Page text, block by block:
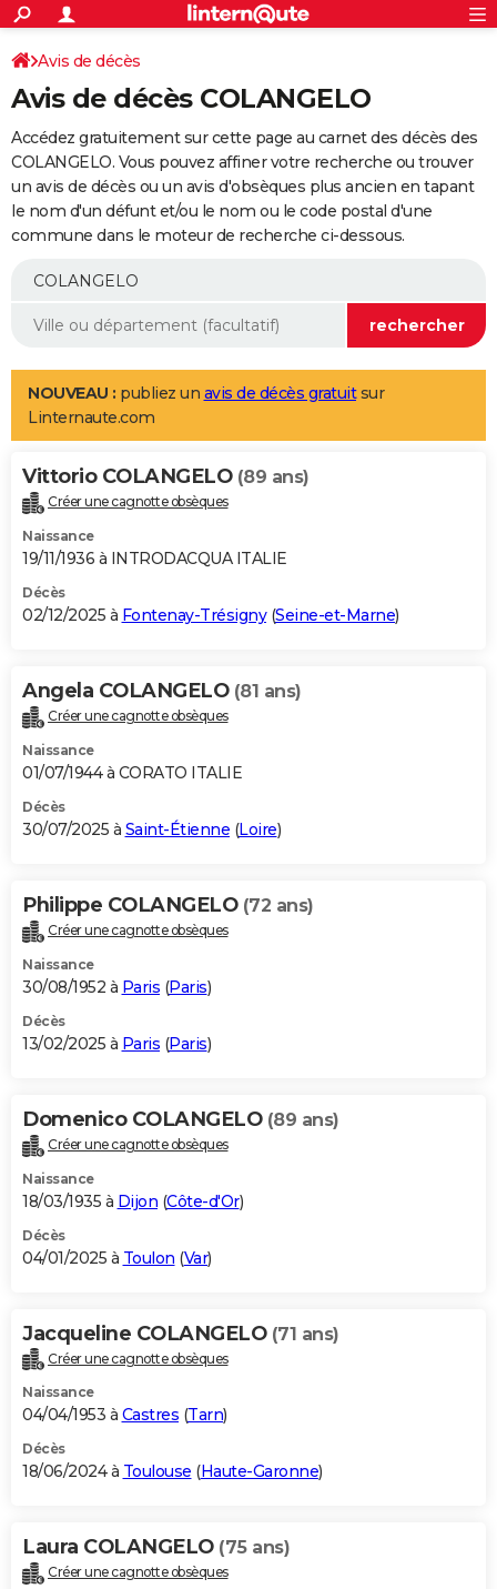
ACTUALITÉS
Politique
Société
Faits Divers
Education
Monde
Villes
+
SPORT
Coupe du monde 2026
Football
Tennis
Cyclisme
Rugby
Forum
Programme TV
TNT
Streaming
Cinéma
Sorties cinéma
Musique
+
FINANCE
Impôts
Immobilier
Risques naturels par ville
Banque
Assurance
Crédit
AUTO
Essais
Réserver un essai
Citadines
Berlines
SUV
Forum auto
+
Mobiles
Meilleur smartphone
Internet
Ordinateurs
Jeux vidéo
Guide high-tech
Aménagement intérieur
LIFESTYLE
Art de vivre
Bien-être
Loisirs
Mode
Modes de vie
Alimentation
Guide de la santé
Maladies
Médicaments
Sommeil
VOYAGE
Destinations
City break
Voyage nature
Voyage de noces
Forum
Climat
+PHOTO
GUIDES D'ACHAT
BONS PLANS
Carte de Noël
Carte Bonne année
Carte Saint-Valentin
Carte Pâques
Carte d'anniversaire
DICTIONNAIRE
Dictionnaire
Biographies
Citations
Expressions
Proverbes
PROGRAMME TV
S'inscrire
Se connecter
Lycées
Collèges
Primaires
Universités
Entreprises
Service militaire
Avis de recherche
AVIS DE DÉCÈS
Bricolage
Lifestyle
Culture
Sport
Auto
Television
Voyage
Cinema
Avis de décès
Avis de décès COLANGELO
Accédez gratuitement sur cette page au carnet des décès des
COLANGELO. Vous pouvez affiner votre recherche ou trouver
un avis de décès ou un avis d'obsèques plus ancien en tapant
le nom d'un défunt et/ou le nom ou le code postal d'une
commune dans le moteur de recherche ci-dessous.
NOUVEAU : publiez un avis de décès gratuitsur
Linternaute.com
Vittorio COLANGELO (89 ans)
Créer une cagnotte obsèques
Naissance
19/11/1936 à INTRODACQUA ITALIE
Décès
02/12/2025 à Fontenay-Trésigny(Seine-et-Marne)
Angela COLANGELO (81 ans)
Créer une cagnotte obsèques
Naissance
01/07/1944 à CORATO ITALIE
Décès
30/07/2025 à Saint-Étienne (Loire)
Philippe COLANGELO (72 ans)
Créer une cagnotte obsèques
Naissance
30/08/1952 à Paris (Paris)
Décès
13/02/2025 à Paris (Paris)
Domenico COLANGELO (89 ans)
Créer une cagnotte obsèques
Naissance
18/03/1935 à Dijon (Côte-d'Or)
Décès
04/01/2025 à Toulon (Var)
Jacqueline COLANGELO (71 ans)
Créer une cagnotte obsèques
Naissance
04/04/1953 à Castres (Tarn)
Décès
18/06/2024 à Toulouse (Haute-Garonne)
Laura COLANGELO (75 ans)
Créer une cagnotte obsèques